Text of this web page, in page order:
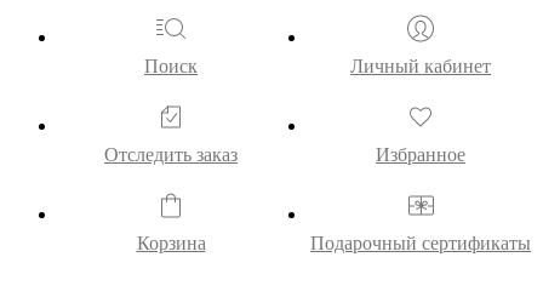
Поиск Личный кабинет
Отследить заказ Избранное
Корзина Подарочный сертификаты